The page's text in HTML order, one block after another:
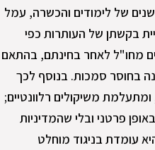
של לימודים והכשרה, עמל
בקשתן של העותרות כפי
מחו"ל לאחר בחינתם, בהתאם
בחוסר סמכות. בנוסף לכך
משיקולים רלוונטיים;
פרטני ובלי שהמדיניות
עומדת בניגוד מוחלט